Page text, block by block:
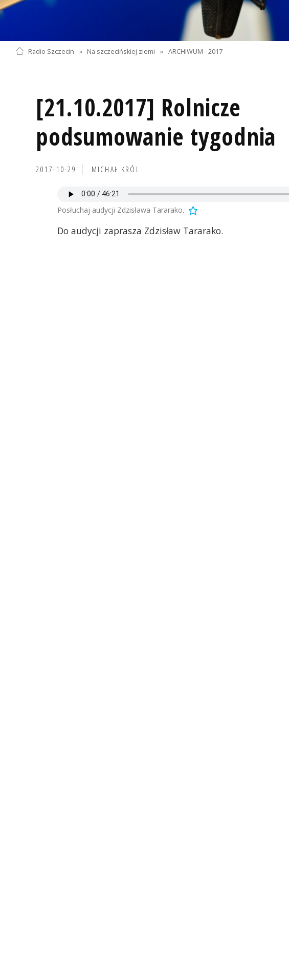
Radio Szczecin » Na szczecińskiej ziemi » ARCHIWUM - 2017
[21.10.2017] Rolnicze
podsumowanie tygodnia
2017-10-29 MICHAŁ KRÓL
Posłuchaj audycji Zdzisława Tararako.
Do audycji zaprasza Zdzisław Tararako.